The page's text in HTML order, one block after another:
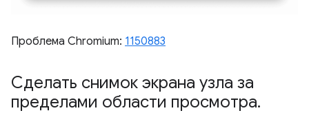
Проблема Chromium: 1150883
Сделать снимок экрана узла за
пределами области просмотра.